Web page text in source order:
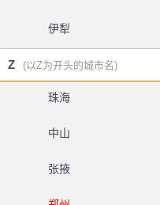
伊犁
Z (以Z为开头的城市名)
珠海
中山
张掖